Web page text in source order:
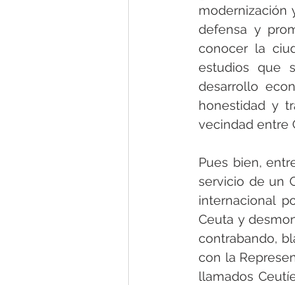
modernización
defensa y
conocer la
estudios que
desarrollo
honestidad y
vecindad entre
Pues bien,
servicio de un
internacional
Ceuta y
contrabando,
con la
llamados